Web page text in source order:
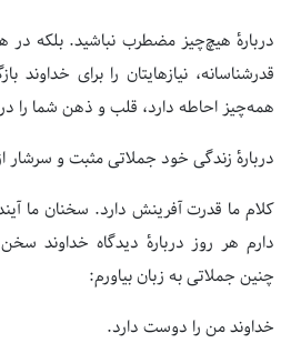
دربارهٔ هیچ‌چیز مضطرب نباشید. بلکه
قدرشناسانه، نیازهایتان را برای
همه‌چیز احاطه دارد، قلب و ذهن شما را
دربارهٔ زندگی خود جملاتی مثبت و سرشار
کلام ما قدرت آفرینش دارد. سخنان ما
دارم هر روز دربارهٔ دیدگاه خداوند
چنین جملاتی به زبان بیاورم:
خداوند من را دوست دارد.